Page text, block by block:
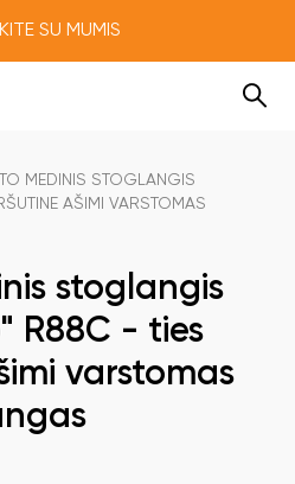
SU MUMIS
MEDINIS STOGLANGIS
AŠIMI VARSTOMAS
stoglangis
R88C - ties
varstomas